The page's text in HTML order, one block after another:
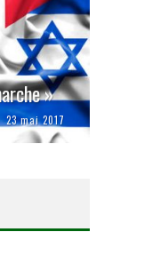
»
23 mai 2017